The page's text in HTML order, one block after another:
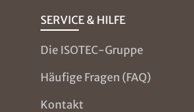
SERVICE & HILFE
Die ISOTEC-Gruppe
Häufige Fragen (FAQ)
Kontakt